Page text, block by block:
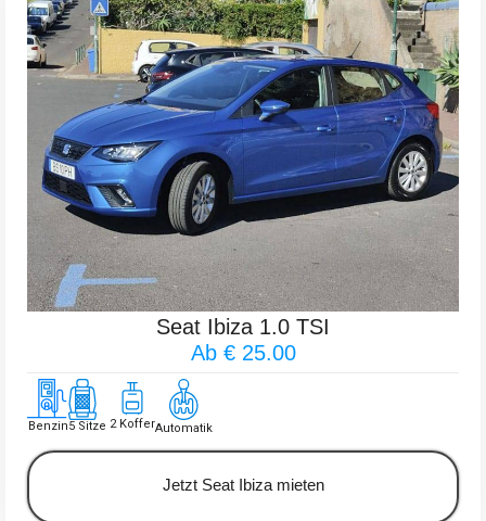
Seat Ibiza 1.0 TSI
Ab € 25.00
Benzin5 Sitze 2 KofferAutomatik
Jetzt Seat Ibiza mieten